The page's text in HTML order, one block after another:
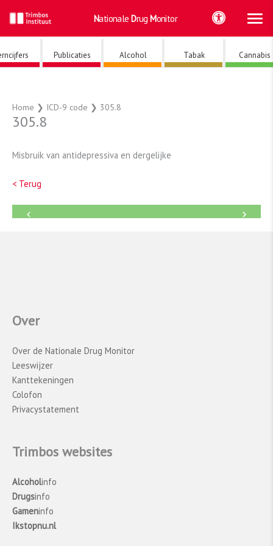
naar
de
inhoud
Nationale Drug Monitor
Publicaties Alcohol Tabak Cannabis
Home ❯ ICD-9 code ❯ 305.8
305.8
Misbruik van antidepressiva en dergelijke
< Terug
→
←
Over
Over de Nationale Drug Monitor
Leeswijzer
Kanttekeningen
Colofon
Privacystatement
Trimbos websites
Alcoholinfo
Drugsinfo
Gameninfo
Ikstopnu.nl